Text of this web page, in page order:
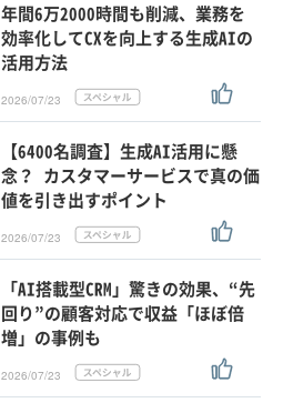
年間6万2000時間も削減、業務を
効率化してCXを向上する生成AIの
活用方法
2026/07/23
【6400名調査】生成AI活用に懸
念？ カスタマーサービスで真の価
値を引き出すポイント
2026/07/23
「AI搭載型CRM」驚きの効果、“先
回り”の顧客対応で収益「ほぼ倍
増」の事例も
2026/07/23